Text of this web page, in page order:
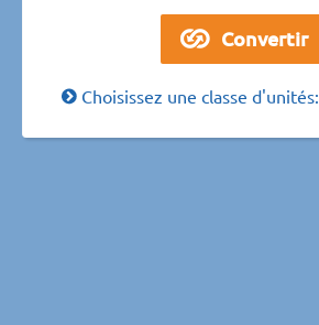
Choisissez une classe d'unités: